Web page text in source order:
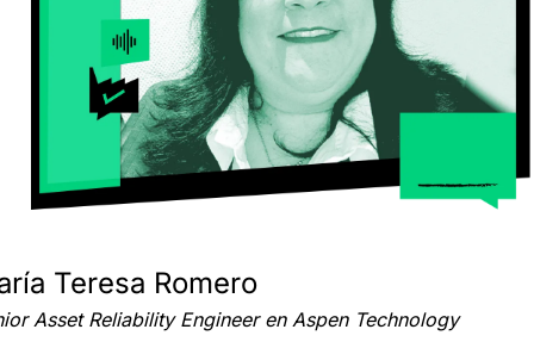
Teresa Romero
Asset Reliability Engineer en Aspen Technology